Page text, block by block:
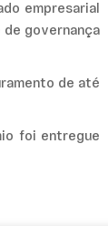
empresarial
governança
de até
foi entregue